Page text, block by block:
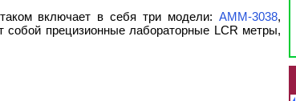
включает в себя три модели: АММ-3038,
собой прецизионные лабораторные LCR метры,